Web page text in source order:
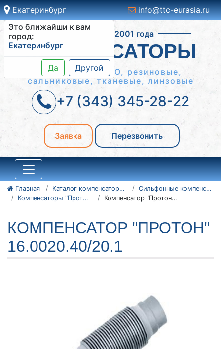
Екатеринбург
Это ближайши к вам
город:
Екатеринбург
Да Другой
info@ttc-eurasia.ru
Работаем с 2001 года
КОМПЕНСАТОРЫ
Сильфонные КСО, резиновые,
сальниковые, тканевые, линзовые
+7 (343) 345-28-22
Заявка Перезвонить
Главная Каталог компенсаторов
Сильфонные компенсаторы
Компенсаторы "Протон"
Компенсатор "Протон" 16.0020.40/20.1
КОМПЕНСАТОР "ПРОТОН"
16.0020.40/20.1